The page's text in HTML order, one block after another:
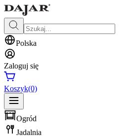
Polska
Zaloguj się
Koszyk(0)
Ogród
Jadalnia